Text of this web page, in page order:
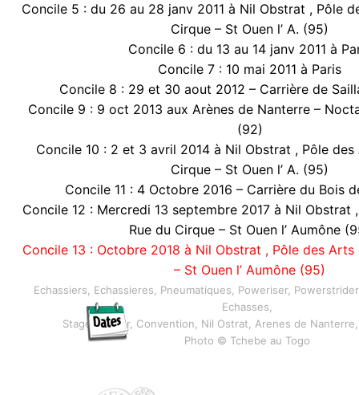
Concile 5 : du 26 au 28 janv 2011 à Nil Obstrat , Pôle
Cirque – St Ouen l’ A. (95)
Concile 6 : du 13 au 14 janv 2011 à
Concile 7 : 10 mai 2011 à Paris
Concile 8 : 29 et 30 aout 2012 – Carrière de
Concile 9 : 9 oct 2013 aux Arènes de Nanterre –
(92)
Concile 10 : 2 et 3 avril 2014 à Nil Obstrat , Pôle
Cirque – St Ouen l’ A. (95)
Concile 11 : 4 Octobre 2016 – Carrière du Bois
Concile 12 : Mercredi 13 septembre 2017 à Nil Obstrat
Rue du Cirque – St Ouen l’ Aumône
Concile 13 : Octobre 2018 à Nil Obstrat , Pôle des Arts
– St Ouen l’ Aumône (95)
Echassiers, Echassieres, Pneumatiques, Poweriser,
Echasses,
Stage, Atelier, Convention, Nil Ostrat, Arenes de
Photo © Tchebe au Togo